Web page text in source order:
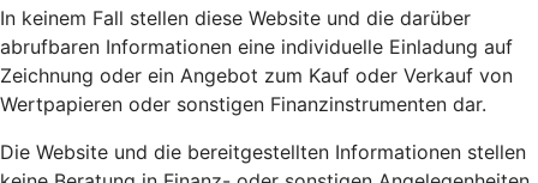
In keinem Fall stellen diese Website und die darüber
abrufbaren Informationen eine individuelle Einladung auf
Zeichnung oder ein Angebot zum Kauf oder Verkauf von
Wertpapieren oder sonstigen Finanzinstrumenten dar.
Die Website und die bereitgestellten Informationen stellen